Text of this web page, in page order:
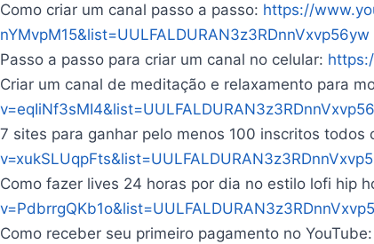
Como criar um canal passo a passo: https://
nYMvpM15&list=UULFALDURAN3z3RDnnVxvp56yw
Passo a passo para criar um canal no celular:
Criar um canal de meditação e relaxamento para
7 sites para ganhar pelo menos 100 inscritos todos
Como fazer lives 24 horas por dia no estilo lofi hip
Como receber seu primeiro pagamento no YouTube: